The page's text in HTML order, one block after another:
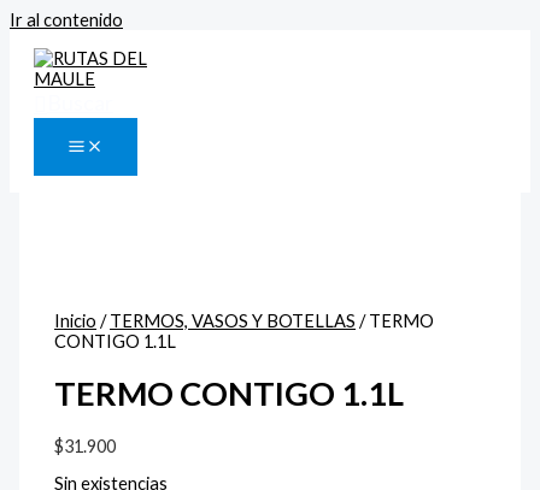
Ir al contenido
Inicio /TERMOS, VASOS Y BOTELLAS / TERMO
CONTIGO 1.1L
TERMO CONTIGO 1.1L
$31.900
Sin existencias